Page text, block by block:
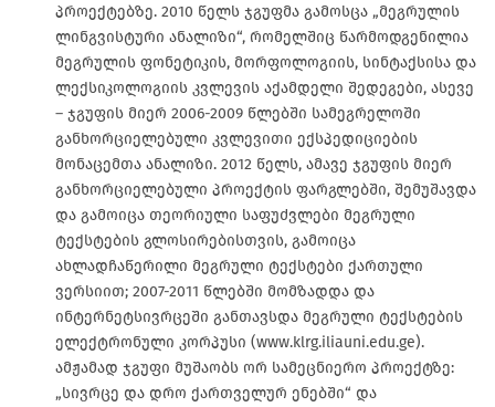
პროექტებზე. 2010 წელს ჯგუფმა გამოსცა „მეგრულის
ლინგვისტური ანალიზი“, რომელშიც წარმოდგენილია
მეგრულის ფონეტიკის, მორფოლოგიის, სინტაქსისა და
ლექსიკოლოგიის კვლევის აქამდელი შედეგები, ასევე
– ჯგუფის მიერ 2006-2009 წლებში სამეგრელოში
განხორციელებული კვლევითი ექსპედიციების
მონაცემთა ანალიზი. 2012 წელს, ამავე ჯგუფის მიერ
განხორციელებული პროექტის ფარგლებში, შემუშავდა
და გამოიცა თეორიული საფუძვლები მეგრული
ტექსტების გლოსირებისთვის, გამოიცა
ახლადჩაწერილი მეგრული ტექსტები ქართული
ვერსიით; 2007-2011 წლებში მომზადდა და
ინტერნეტსივრცეში განთავსდა მეგრული ტექსტების
ელექტრონული კორპუსი (www.klrg.iliauni.edu.ge).
ამჟამად ჯგუფი მუშაობს ორ სამეცნიერო პროექტზე:
„სივრცე და დრო ქართველურ ენებში“ და